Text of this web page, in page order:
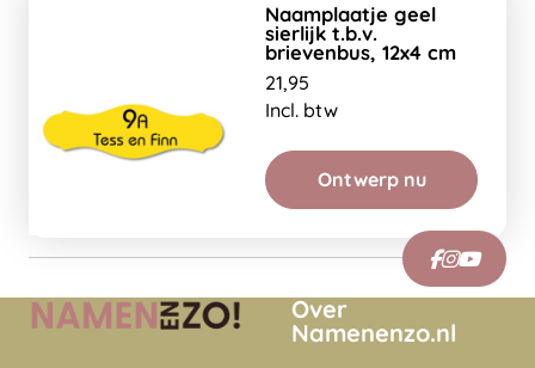
Naamplaatje geel
sierlijk t.b.v.
brievenbus, 12x4 cm
21,95
Incl. btw
Ontwerp nu
Over
Namenenzo.nl